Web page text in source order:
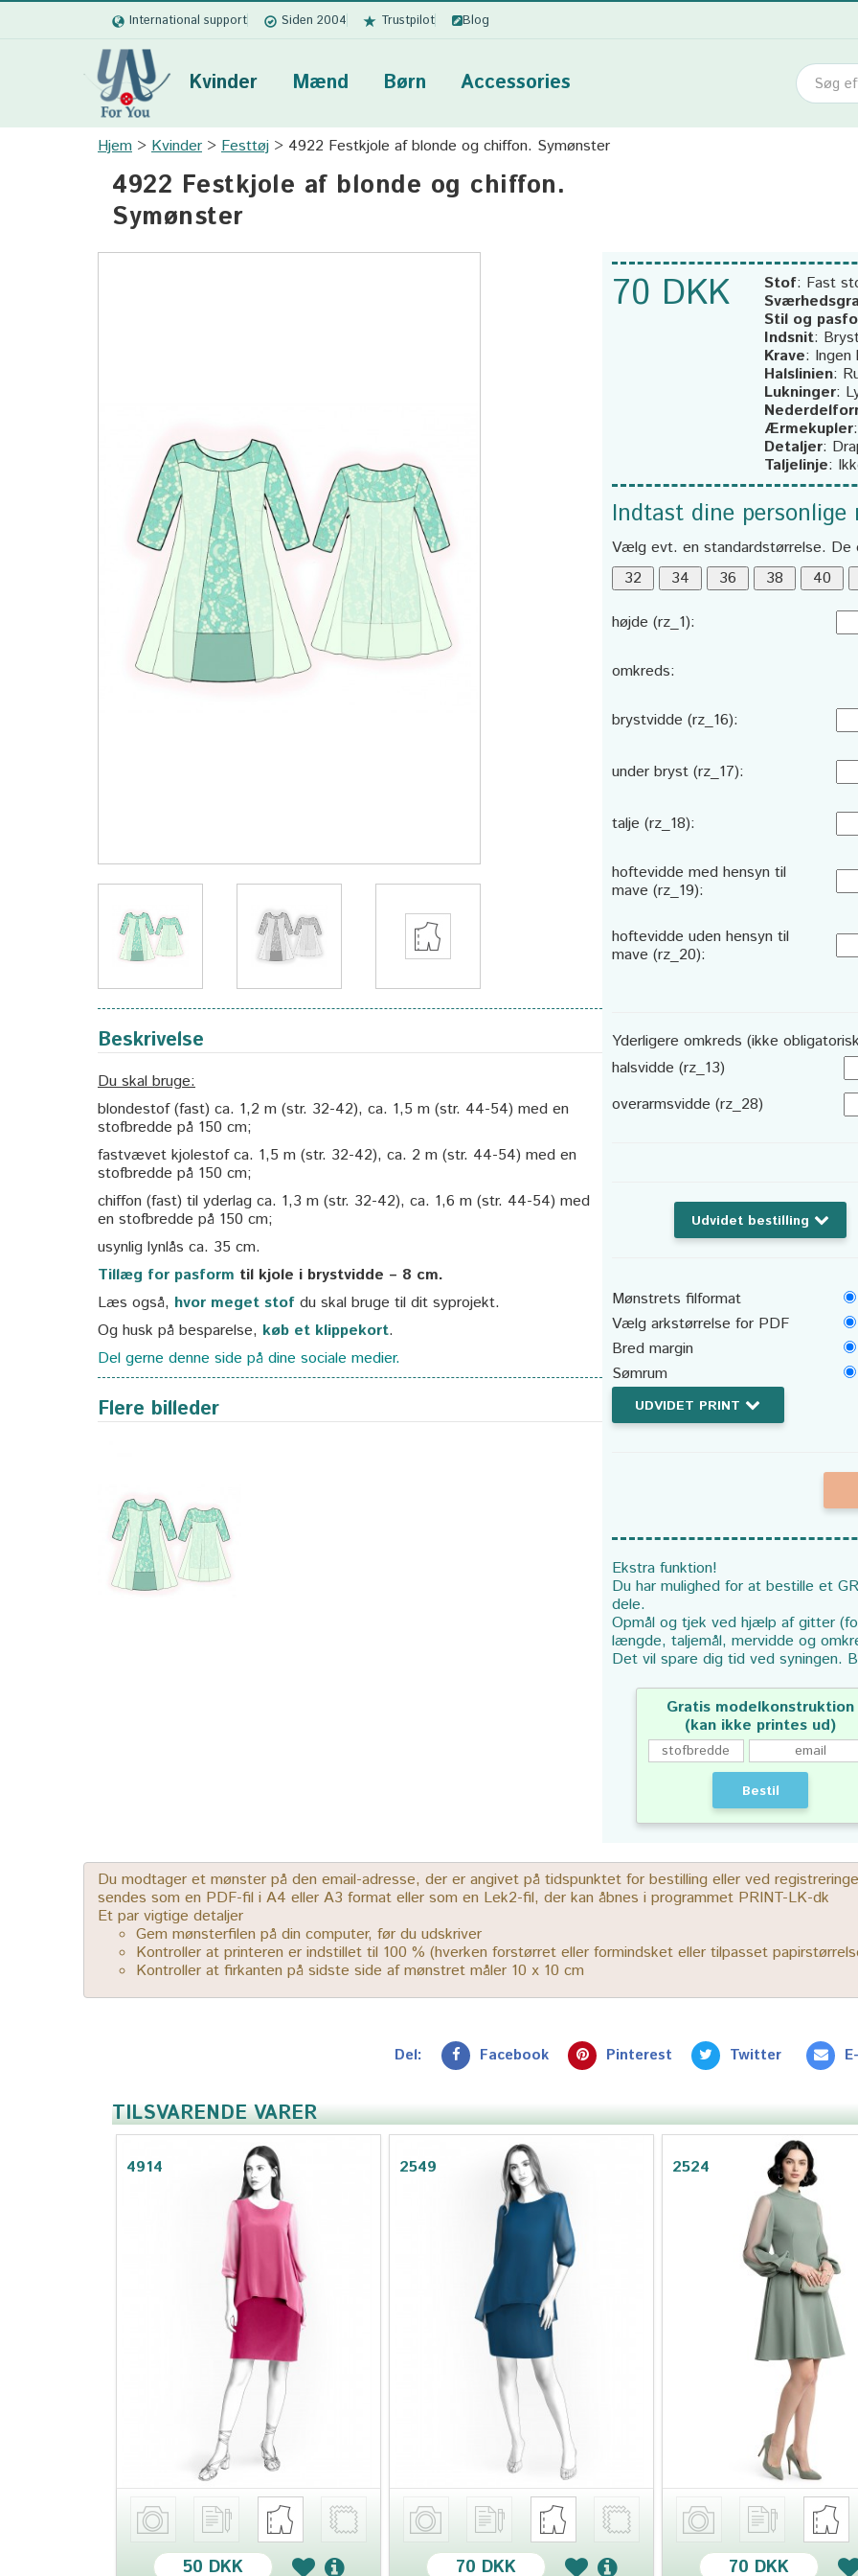
International support Siden 2004 Trustpilot Blog
Kvinder Mænd Børn Accessories
Hjem Kvinder Festtøj 4922 Festkjole af blonde og chiffon. Symønster
4922 Festkjole af blonde og chiffon.
Symønster
Beskrivelse
Du skal bruge:
blondestof (fast) ca. 1,2 m (str. 32-42), ca. 1,5 m (str. 44-54) med en
stofbredde på 150 cm;
fastvævet kjolestof ca. 1,5 m (str. 32-42), ca. 2 m (str. 44-54) med en
stofbredde på 150 cm;
chiffon (fast) til yderlag ca. 1,3 m (str. 32-42), ca. 1,6 m (str. 44-54) med
en stofbredde på 150 cm;
usynlig lynlås ca. 35 cm.
Tillæg for pasform til kjole i brystvidde – 8 cm.
Læs også, hvor meget stof du skal bruge til dit syprojekt.
Og husk på besparelse, køb et klippekort.
Del gerne denne side på dine sociale medier.
Flere billeder
70 DKK Stof: Fast
Stil og
Indsnit:
Krave: Ingen
Halslinien:
Lukninger:
Ærmekupler
Detaljer:
Taljelinje:
Indtast dine
Vælg evt. en standardstørrelse.
højde (rz_1):
omkreds:
brystvidde (rz_16):
under bryst (rz_17):
talje (rz_18):
hoftevidde med hensyn til
mave (rz_19):
hoftevidde uden hensyn til
mave (rz_20):
Yderligere omkreds (ikke
halsvidde (rz_13)
overarmsvidde (rz_28)
Udvidet bestilling
Mønstrets filformat
Vælg arkstørrelse for PDF
Bred margin
Sømrum
UDVIDET PRINT
Ekstra funktion!
Du har mulighed for at bestille et
dele.
Opmål og tjek ved hjælp af gitter
længde, taljemål, mervidde og
Det vil spare dig tid ved syningen.
Gratis modelkonstruktion
(kan ikke printes ud)
Bestil
Du modtager et mønster på den email-adresse, der er angivet på tidspunktet for bestilling eller ved
sendes som en PDF-fil i A4 eller A3 format eller som en Lek2-fil, der kan åbnes i programmet PRINT-LK-dk
Et par vigtige detaljer
Gem mønsterfilen på din computer, før du udskriver
Kontroller at printeren er indstillet til 100 % (hverken forstørret eller formindsket eller tilpasset
Kontroller at firkanten på sidste side af mønstret måler 10 x 10 cm
Del: Facebook Pinterest Twitter
TILSVARENDE VARER
4914
50 DKK
2549
70 DKK
2524
70 DKK